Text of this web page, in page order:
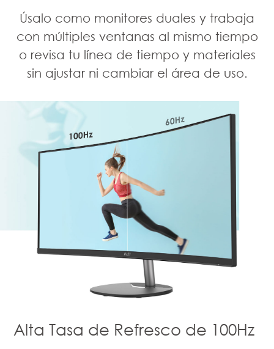
Úsalo como monitores duales y trabaja
con múltiples ventanas al mismo tiempo
o revisa tu línea de tiempo y materiales
sin ajustar ni cambiar el área de uso.
Alta Tasa de Refresco de 100Hz